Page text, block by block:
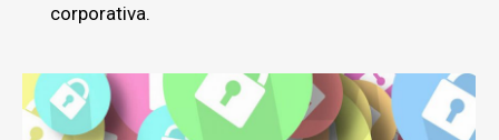
corporativa.